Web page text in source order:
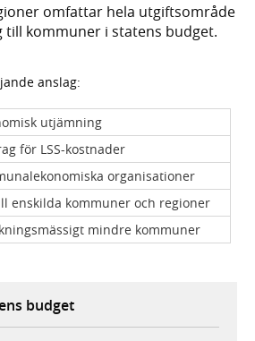
omfattar hela utgiftsområde
till kommuner i statens budget.
anslag:
utjämning
för LSS-kostnader
organisationer
enskilda kommuner och regioner
mindre kommuner
budget